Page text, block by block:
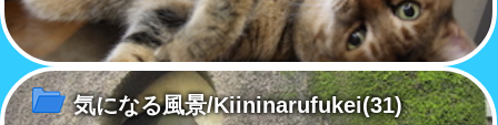
気になる風景/Kiininarufukei(31)